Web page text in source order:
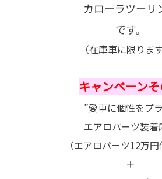
カローラツーリ
です。
（在庫車に限ります
キャンペーン
”愛車に個性をプ
エアロパーツ装着
（エアロパーツ12万円
＋